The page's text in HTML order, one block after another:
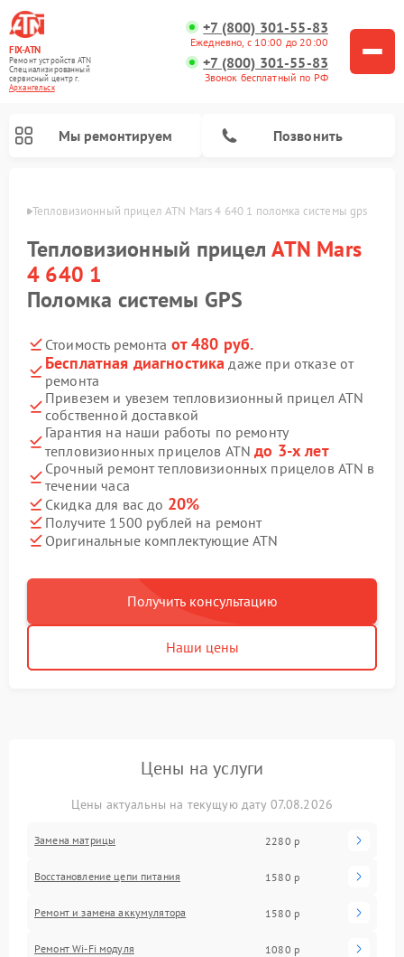
FIX-ATN
Ремонт устройств ATN
Специализированный
cервисный центр г.
Архангельск
+7 (800) 301-55-83
Ежедневно, с 10:00 до 20:00
+7 (800) 301-55-83
Звонок бесплатный по РФ
Мы ремонтируем Позвонить
Тепловизионный прицел ATN Mars 4 640 1 поломка системы gps
Тепловизионный прицелATN Mars
4 640 1
Поломка системы GPS
Стоимость ремонта от 480 руб.
Бесплатная диагностика даже при отказе от
ремонта
Привезем и увезем тепловизионный прицел ATN
собственной доставкой
Гарантия на наши работы по ремонту
тепловизионных прицелов ATNдо 3-х лет
Срочный ремонт тепловизионных прицелов ATN в
течении часа
Скидка для вас до 20%
Получите 1500 рублей на ремонт
Оригинальные комплектующие ATN
Получить консультацию
Наши цены
Цены на услуги
Цены актуальны на текущую дату 07.08.2026
Замена матрицы 2280 р
Восстановление цепи питания 1580 р
Ремонт и замена аккумулятора 1580 р
Ремонт Wi-Fi модуля 1080 р